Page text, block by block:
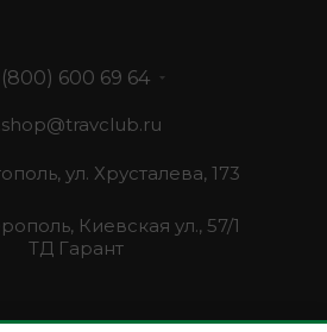
600 69 64
ул. Хрусталева, 173
Киевская ул., 57/1
ТД Гарант